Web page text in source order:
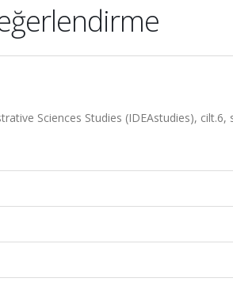
Sciences Studies (IDEAstudies), cilt.6,